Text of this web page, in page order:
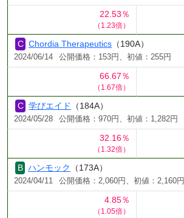
22.53％
（1.23倍）
Chordia Therapeutics （190A）
2024/06/14 公開価格：153円、初値：255円
66.67％
（1.67倍）
学びエイド （184A）
2024/05/28 公開価格：970円、初値：1,282円
32.16％
（1.32倍）
ハンモック （173A）
2024/04/11 公開価格：2,060円、初値：2,160円
4.85％
（1.05倍）